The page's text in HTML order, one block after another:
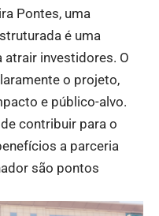
Pontes, uma
é uma
investidores. O
o projeto,
e público-alvo.
contribuir para o
a parceria
são pontos